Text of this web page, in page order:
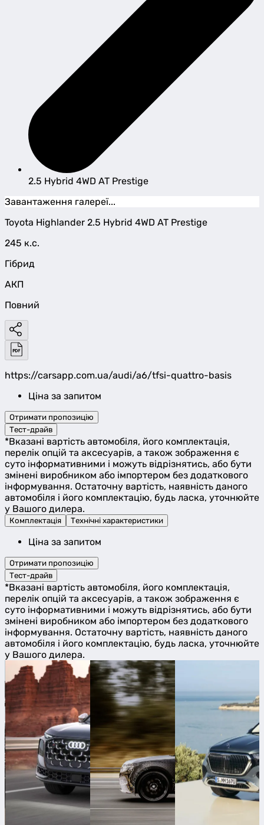
2.5 Hybrid 4WD AT Prestige
Завантаження галереї...
Toyota Highlander 2.5 Hybrid 4WD AT Prestige
245 к.с.
Гібрид
АКП
Повний
https://carsapp.com.ua/audi/a6/tfsi-quattro-basis
Ціна за запитом
Отримати пропозицію
Тест-драйв
*Вказані вартість автомобіля, його комплектація,
перелік опцій та аксесуарів, а також зображення є
суто інформативними і можуть відрізнятись, або бути
змінені виробником або імпортером без додаткового
інформування. Остаточну вартість, наявність даного
автомобіля і його комплектацію, будь ласка, уточнюйте
у Вашого дилера.
Комплектація Технічні характеристики
Ціна за запитом
Отримати пропозицію
Тест-драйв
*Вказані вартість автомобіля, його комплектація,
перелік опцій та аксесуарів, а також зображення є
суто інформативними і можуть відрізнятись, або бути
змінені виробником або імпортером без додаткового
інформування. Остаточну вартість, наявність даного
автомобіля і його комплектацію, будь ласка, уточнюйте
у Вашого дилера.